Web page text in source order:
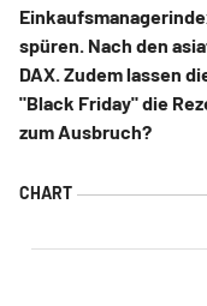
spüren. Nach den
DAX. Zudem lassen
"Black Friday" die
zum Ausbruch?